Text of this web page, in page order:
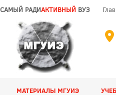
САМЫЙ РАДИАКТИВНЫЙ ВУЗ
МАТЕРИАЛЫ МГУИЭ